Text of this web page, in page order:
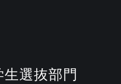
選抜部門